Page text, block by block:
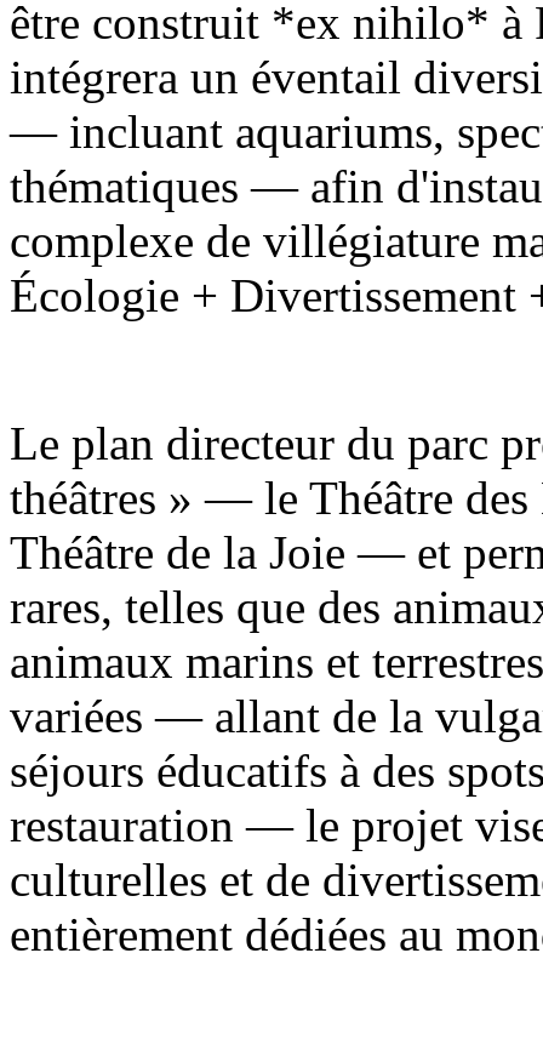
être construit *ex nihilo* à
intégrera un éventail
— incluant aquariums,
thématiques — afin
complexe de villégiature
Écologie + Divertissement
Le plan directeur du parc
théâtres » — le Théâtre
Théâtre de la Joie — et
rares, telles que des
animaux marins et
variées — allant de la
séjours éducatifs à des
restauration — le projet
culturelles et de
entièrement dédiées au